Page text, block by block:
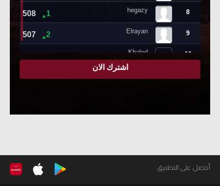
أحصل على التطبيق